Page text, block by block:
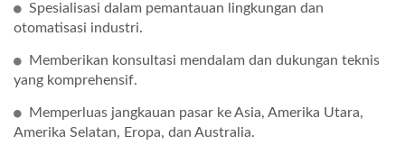
Spesialisasi dalam pemantauan lingkungan dan
otomatisasi industri.
Memberikan konsultasi mendalam dan dukungan teknis
yang komprehensif.
Memperluas jangkauan pasar ke Asia, Amerika Utara,
Amerika Selatan, Eropa, dan Australia.